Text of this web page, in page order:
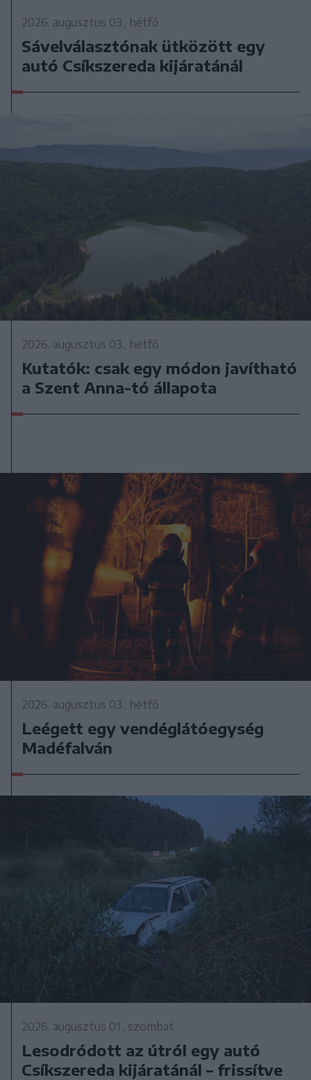
2026. augusztus 03., hétfő
Sávelválasztónak ütközött egy
autó Csíkszereda kijáratánál
2026. augusztus 03., hétfő
Kutatók: csak egy módon javítható
a Szent Anna-tó állapota
2026. augusztus 03., hétfő
Leégett egy vendéglátóegység
Madéfalván
2026. augusztus 01., szombat
Lesodródott az útról egy autó
Csíkszereda kijáratánál – frissítve